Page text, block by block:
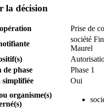
la décision
Prise de
société
Maurel
de phase
Phase 1
simplifiée
Oui
organisme(s)